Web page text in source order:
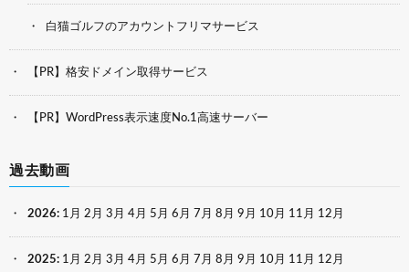
白猫ゴルフのアカウントフリマサービス
【PR】格安ドメイン取得サービス
【PR】WordPress表示速度No.1高速サーバー
過去動画
2026: 1月 2月 3月 4月 5月 6月 7月 8月 9月 10月 11月 12月
2025: 1月 2月 3月 4月 5月 6月 7月 8月 9月 10月 11月 12月